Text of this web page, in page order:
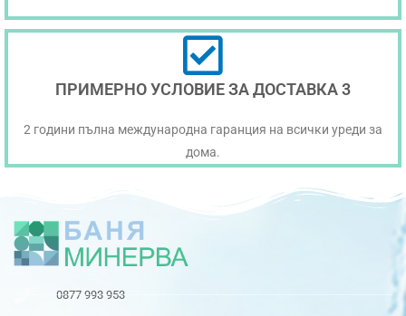
ПРИМЕРНО УСЛОВИЕ ЗА ДОСТАВКА 3
2 години пълна международна гаранция на всички уреди за
дома.
0877 993 953